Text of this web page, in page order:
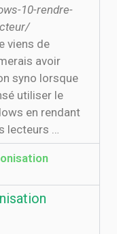
10-rendre-
avoir
syno lorsque
utiliser le
en rendant
lecteurs …